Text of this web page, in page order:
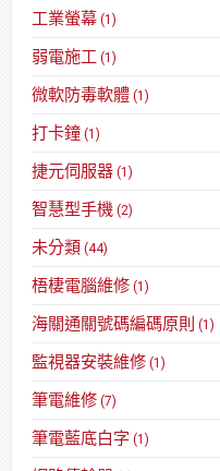
工業螢幕 (1)
弱電施工 (1)
微軟防毒軟體 (1)
打卡鐘 (1)
捷元伺服器 (1)
智慧型手機 (2)
未分類 (44)
梧棲電腦維修 (1)
海關通關號碼編碼原則 (1)
監視器安裝維修 (1)
筆電維修 (7)
筆電藍底白字 (1)